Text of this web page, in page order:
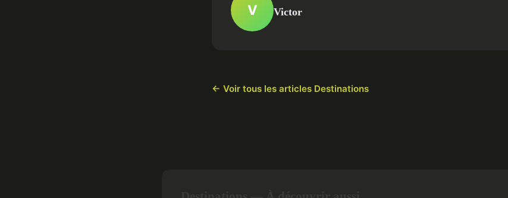
V Victor
← Voir tous les articles Destinations